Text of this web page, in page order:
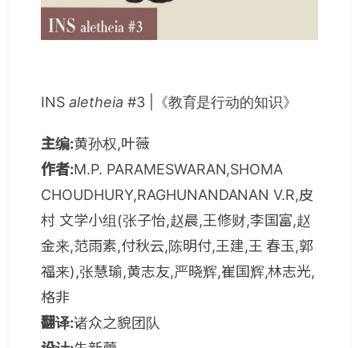
INSaletheia #3 |《教育是行动的知识》
主编:黄孙权,叶薇
作者:M.P. PARAMESWARAN,SHOMA
CHOUDHURY,RAGHUNANDANAN V.R,皮
村 文学小组(张子怡,赵晨,王修财,李国富,赵
金来,范雨素,付秋云,陈明付,王建,王 春玉,郭
福来),张慧瑜,黄志友,严晓辉,崔国辉,林志光,
格非
翻译:诸众之貌团队